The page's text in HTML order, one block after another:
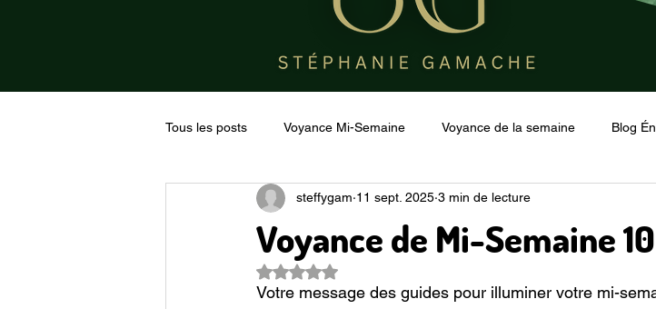
Tous les posts Voyance Mi-Semaine Voyance de la semaine Blog
Voyance de Mi-Semaine
steffygam 11 sept. 2025 3 min de lecture
Noté NaN étoiles sur 5.
Votre message des guides pour illuminer votre mi-